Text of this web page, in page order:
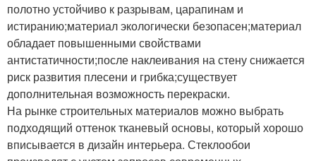
полотно устойчиво к разрывам, царапинам и
истиранию;материал экологически безопасен;материал
обладает повышенными свойствами
антистатичности;после наклеивания на стену снижается
риск развития плесени и грибка;существует
дополнительная возможность перекраски.
На рынке строительных материалов можно выбрать
подходящий оттенок тканевый основы, который хорошо
вписывается в дизайн интерьера. Стеклообои